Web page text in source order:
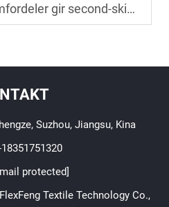
second-skin-stoff i prestasjonsutstyr?
Suzhou, Jiangsu, Kina
protected]
Textile Technology Co.,